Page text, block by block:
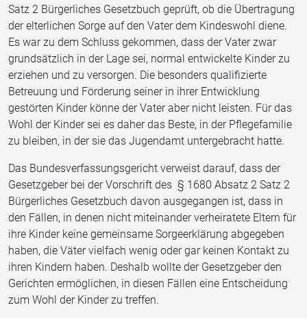
Satz 2 Bürgerliches Gesetzbuch geprüft, ob die Übertragung
der elterlichen Sorge auf den Vater dem Kindeswohl diene.
Es war zu dem Schluss gekommen, dass der Vater zwar
grundsätzlich in der Lage sei, normal entwickelte Kinder zu
erziehen und zu versorgen. Die besonders qualifizierte
Betreuung und Förderung seiner in ihrer Entwicklung
gestörten Kinder könne der Vater aber nicht leisten. Für das
Wohl der Kinder sei es daher das Beste, in der Pflegefamilie
zu bleiben, in der sie das Jugendamt untergebracht hatte.
Das Bundesverfassungsgericht verweist darauf, dass der
Gesetzgeber bei der Vorschrift des § 1680 Absatz 2 Satz 2
Bürgerliches Gesetzbuch davon ausgegangen ist, dass in
den Fällen, in denen nicht miteinander verheiratete Eltern für
ihre Kinder keine gemeinsame Sorgeerklärung abgegeben
haben, die Väter vielfach wenig oder gar keinen Kontakt zu
ihren Kindern haben. Deshalb wollte der Gesetzgeber den
Gerichten ermöglichen, in diesen Fällen eine Entscheidung
zum Wohl der Kinder zu treffen.